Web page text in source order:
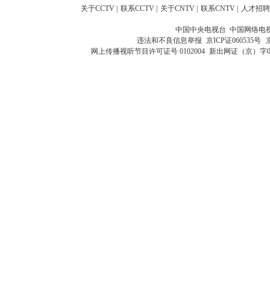
关于CCTV | 联系CCTV | 关于CNTV | 联系CNTV | 人才招聘
中国中央电视台 中国网络电
违法和不良信息举报 京ICP证060535号
网上传播视听节目许可证号 0102004 新出网证（京）